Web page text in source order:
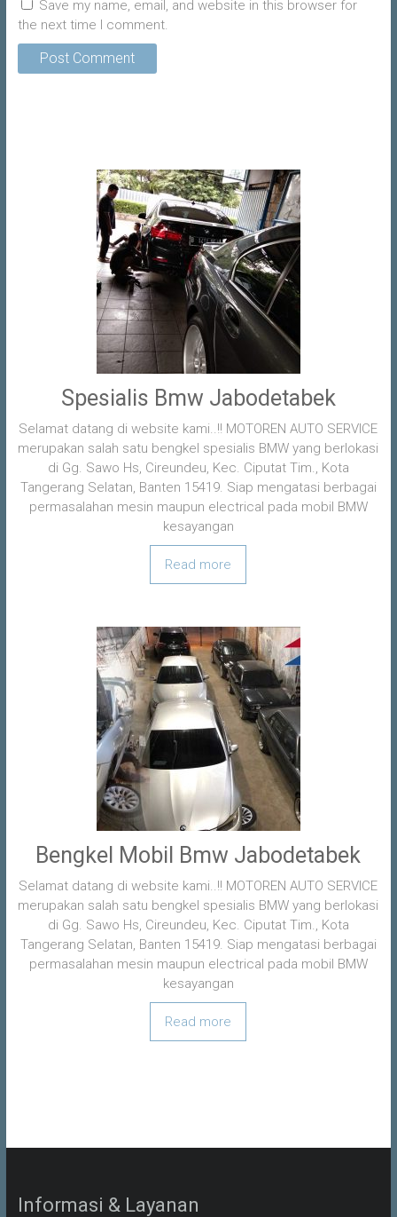
Save my name, email, and website in this browser for
the next time I comment.
Spesialis Bmw Jabodetabek
Selamat datang di website kami..!! MOTOREN AUTO SERVICE
merupakan salah satu bengkel spesialis BMW yang berlokasi
di Gg. Sawo Hs, Cireundeu, Kec. Ciputat Tim., Kota
Tangerang Selatan, Banten 15419. Siap mengatasi berbagai
permasalahan mesin maupun electrical pada mobil BMW
kesayangan
Read more
Bengkel Mobil Bmw Jabodetabek
Selamat datang di website kami..!! MOTOREN AUTO SERVICE
merupakan salah satu bengkel spesialis BMW yang berlokasi
di Gg. Sawo Hs, Cireundeu, Kec. Ciputat Tim., Kota
Tangerang Selatan, Banten 15419. Siap mengatasi berbagai
permasalahan mesin maupun electrical pada mobil BMW
kesayangan
Read more
Informasi & Layanan